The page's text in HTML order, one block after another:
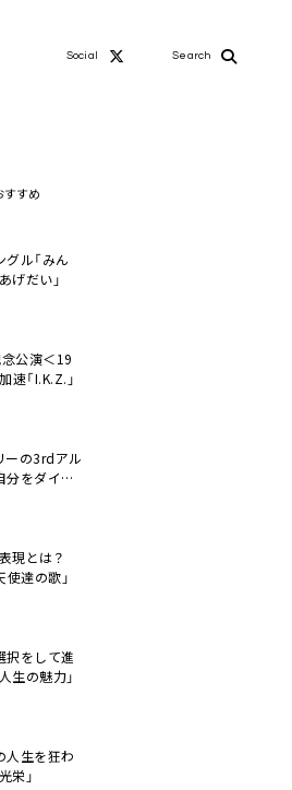
Social Search
すめ
ル「みん
げだい」
念公演＜19
速「I.K.Z.」
ーの3rdアル
分をダイレ
現とは？
達の歌」
択をして進
生の魅力」
人生を狂わ
栄」